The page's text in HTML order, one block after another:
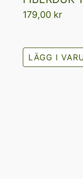
179,00 kr
LÄGG I